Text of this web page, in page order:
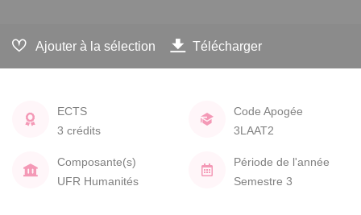
Ajouter à la sélection Télécharger
ECTS
3 crédits
Code Apogée
3LAAT2
Composante(s)
UFR Humanités
Période de l'année
Semestre 3